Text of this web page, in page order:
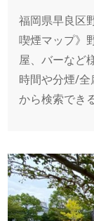
福岡県早良区
喫煙マップ》
屋、バーなど
時間や分煙/
から検索でき